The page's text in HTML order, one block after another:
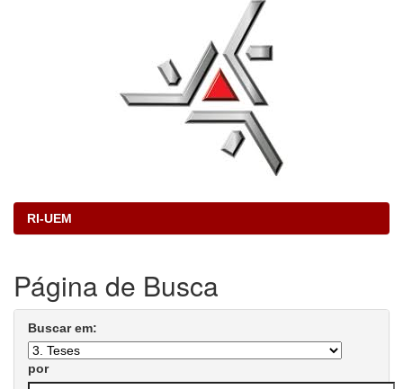
RI-UEM
Página de Busca
Buscar em:
por